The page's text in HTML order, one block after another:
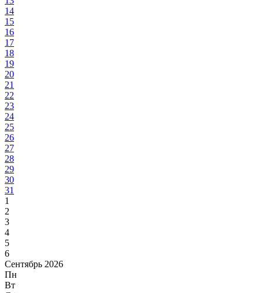
14
15
16
17
18
19
20
21
22
23
24
25
26
27
28
29
30
31
1
2
3
4
5
6
Сентябрь 2026
Пн
Вт